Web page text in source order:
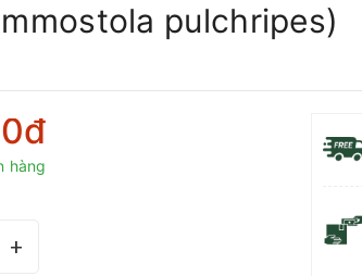
pulchripes)
hàng
+